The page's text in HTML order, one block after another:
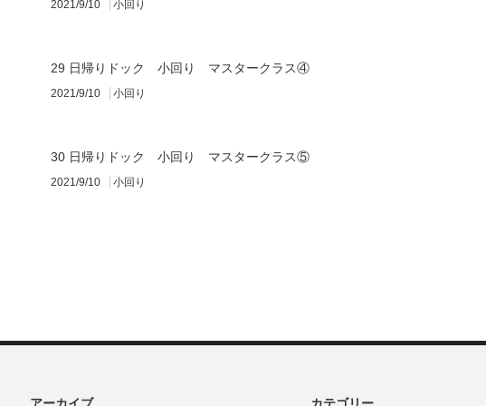
2021/9/10 小回り
29 日帰りドック 小回り マスタークラス④
2021/9/10 小回り
30 日帰りドック 小回り マスタークラス⑤
2021/9/10 小回り